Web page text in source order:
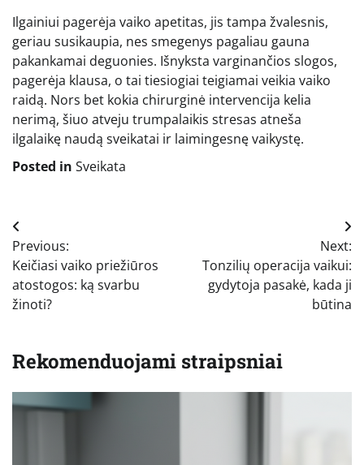
Ilgainiui pagerėja vaiko apetitas, jis tampa žvalesnis,
geriau susikaupia, nes smegenys pagaliau gauna
pakankamai deguonies. Išnyksta varginančios slogos,
pagerėja klausa, o tai tiesiogiai teigiamai veikia vaiko
raidą. Nors bet kokia chirurginė intervencija kelia
nerimą, šiuo atveju trumpalaikis stresas atneša
ilgalaikę naudą sveikatai ir laimingesnę vaikystę.
Posted in Sveikata
Navigacija
tarp
įrašų
Previous:
Keičiasi vaiko priežiūros
atostogos: ką svarbu
žinoti?
Next:
Tonzilių operacija vaikui:
gydytoja pasakė, kada ji
būtina
Rekomenduojami straipsniai